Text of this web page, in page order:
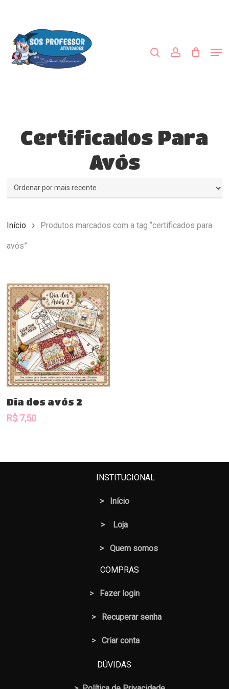
content
Certificados Para
Avós
Início Produtos marcados com a tag “certificados para
avós”
Comprar
Dia dos avós 2
R$ 7,50
INSTITUCIONAL
> Início
> Loja
> Quem somos
COMPRAS
> Fazer login
> Recuperar senha
> Criar conta
DÚVIDAS